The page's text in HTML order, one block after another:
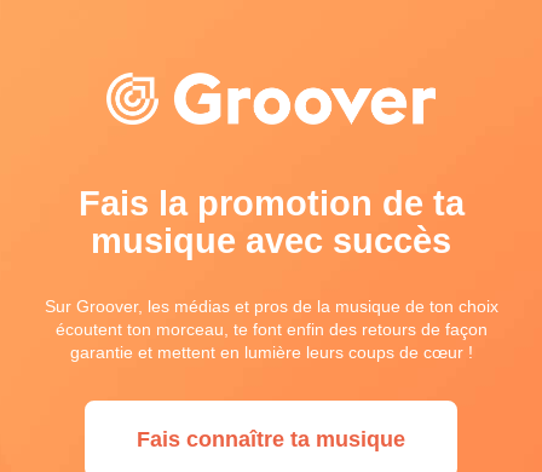
Fais la promotion de ta
musique avec succès
Sur Groover, les médias et pros de la musique de ton choix
écoutent ton morceau, te font enfin des retours de façon
garantie et mettent en lumière leurs coups de cœur !
Fais connaître ta musique